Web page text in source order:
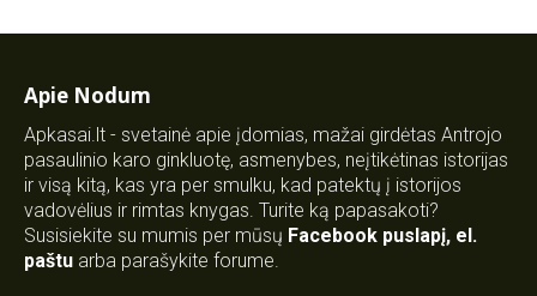
Apie Nodum
Apkasai.lt - svetainė apie įdomias, mažai girdėtas Antrojo
pasaulinio karo ginkluotę, asmenybes, neįtikėtinas istorijas
ir visą kitą, kas yra per smulku, kad patektų į istorijos
vadovėlius ir rimtas knygas. Turite ką papasakoti?
Susisiekite su mumis per mūsų Facebook puslapį, el.
paštu arba parašykite forume.